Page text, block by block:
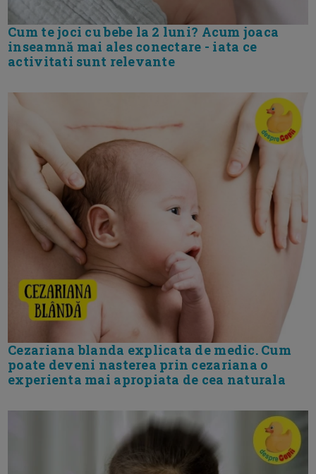
Cum te joci cu bebe la 2 luni? Acum joaca
inseamnă mai ales conectare - iata ce
activitati sunt relevante
Cezariana blanda explicata de medic. Cum
poate deveni nasterea prin cezariana o
experienta mai apropiata de cea naturala